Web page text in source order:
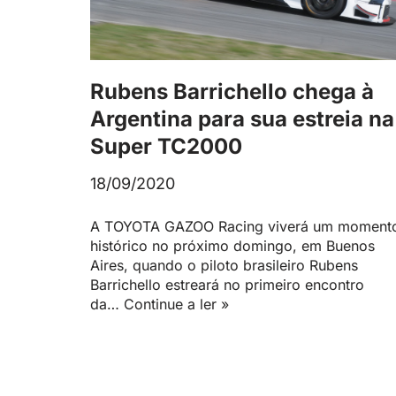
Rubens Barrichello chega à
Argentina para sua estreia na
Super TC2000
18/09/2020
A TOYOTA GAZOO Racing viverá um
histórico no próximo domingo, em Buenos
Aires, quando o piloto brasileiro Rubens
Barrichello estreará no primeiro encontro
da… Continue a ler »